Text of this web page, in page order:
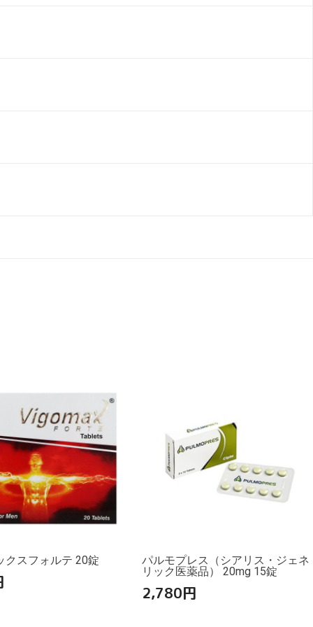
クスフォルテ 20錠
パルモプレス（シアリス・ジェネ
リック医薬品） 20mg 15錠
2,780円